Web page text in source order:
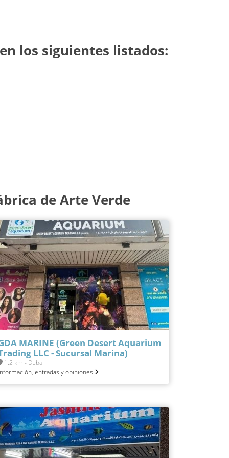
los siguientes listados:
de Arte Verde
MARINE (Green Desert Aquarium
LLC - Sucursal Marina)
1.2 km - Dubai
entradas y opiniones